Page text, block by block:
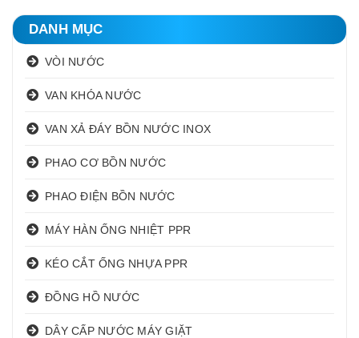
DANH MỤC
VÒI NƯỚC
VAN KHÓA NƯỚC
VAN XẢ ĐÁY BỒN NƯỚC INOX
PHAO CƠ BỒN NƯỚC
PHAO ĐIỆN BỒN NƯỚC
MÁY HÀN ỐNG NHIỆT PPR
KÉO CẮT ỐNG NHỰA PPR
ĐỒNG HỒ NƯỚC
DÂY CẤP NƯỚC MÁY GIẶT